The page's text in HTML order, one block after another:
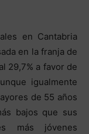
en Cantabria
en la franja de
29,7% a favor de
igualmente
de 55 años
bajos que sus
más jóvenes